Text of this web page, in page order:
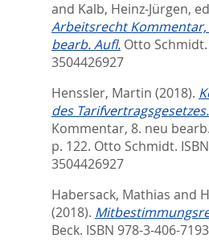
and Kalb, Heinz-Jürgen,
Arbeitsrecht Kommentar,
bearb. Aufl. Otto Schmidt.
3504426927
Henssler, Martin (2018).
des Tarifvertragsgesetzes.
Kommentar, 8. neu
p. 122. Otto Schmidt.
3504426927
Habersack, Mathias and
(2018).
Beck. ISBN 978-3-406-